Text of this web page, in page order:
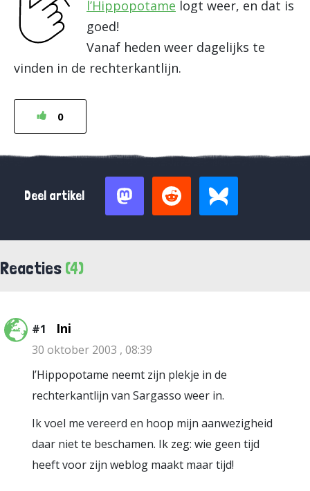
l’Hippopotame logt weer, en dat is
goed!
Vanaf heden weer dagelijks te
vinden in de rechterkantlijn.
0
Deel artikel
Reacties (4)
#1 Ini
30 oktober 2003 , 08:39
l’Hippopotame neemt zijn plekje in de
rechterkantlijn van Sargasso weer in.
Ik voel me vereerd en hoop mijn aanwezigheid
daar niet te beschamen. Ik zeg: wie geen tijd
heeft voor zijn weblog maakt maar tijd!